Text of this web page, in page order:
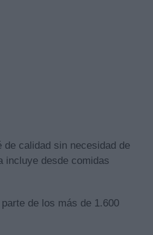
calidad sin necesidad de
incluye desde comidas
de los más de 1.600